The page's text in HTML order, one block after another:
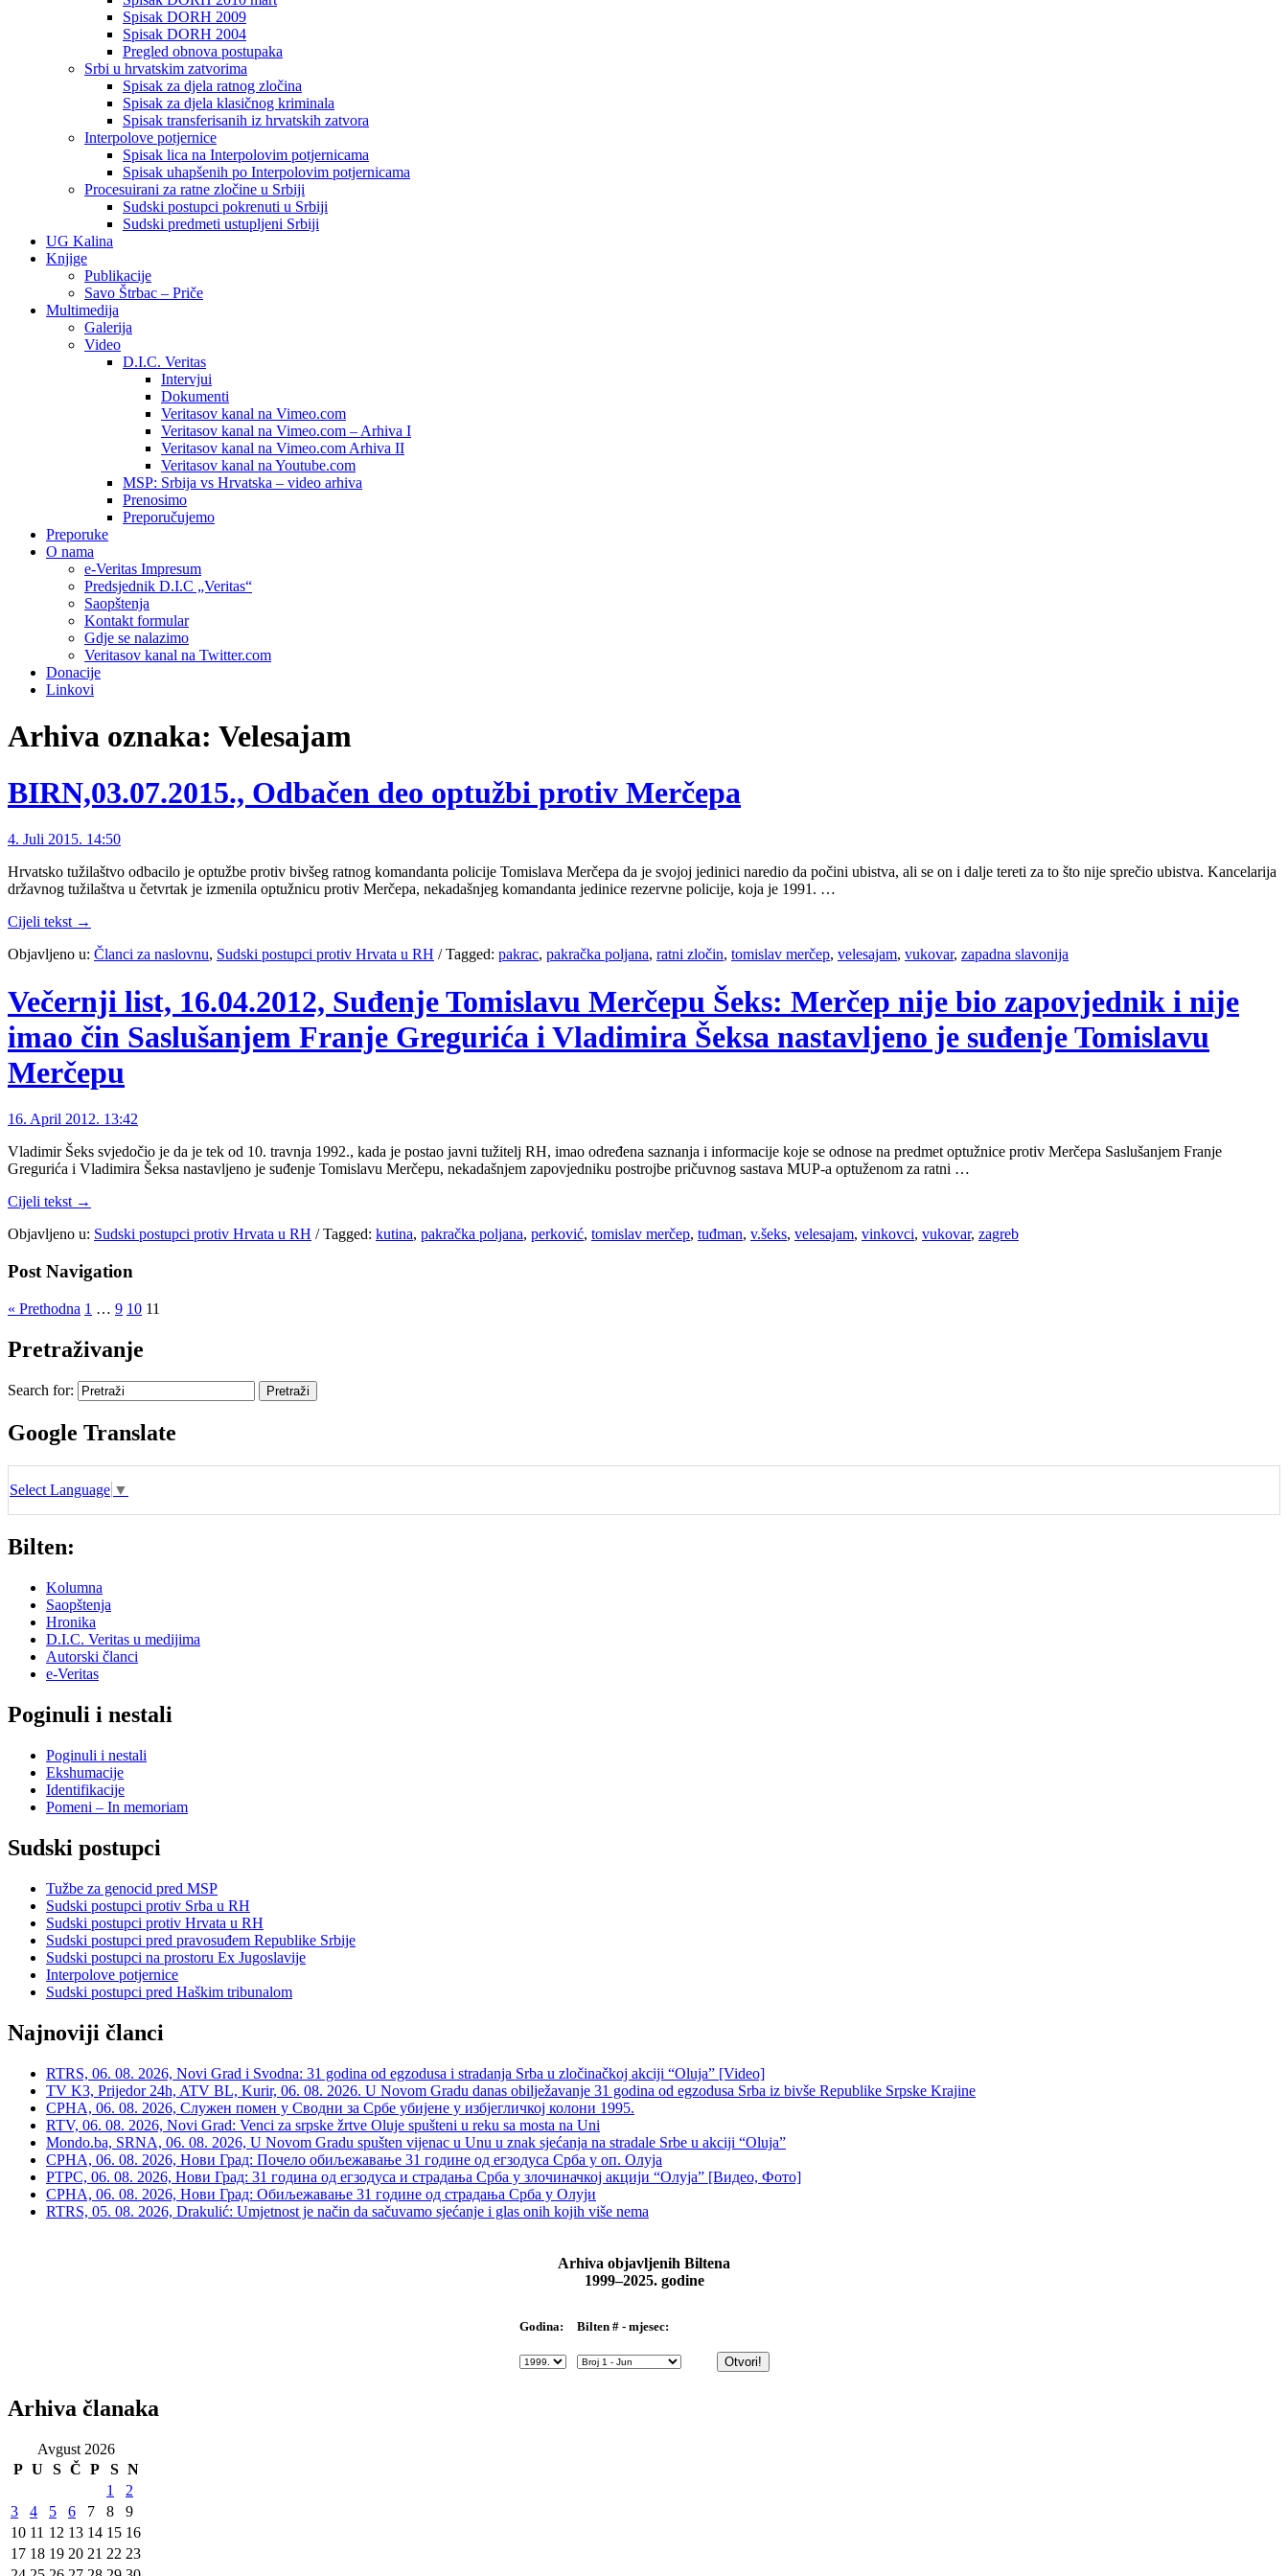
Spisak DORH 2009
Spisak DORH 2004
Pregled obnova postupaka
Srbi u hrvatskim zatvorima
Spisak za djela ratnog zločina
Spisak za djela klasičnog kriminala
Spisak transferisanih iz hrvatskih zatvora
Interpolove potjernice
Spisak lica na Interpolovim potjernicama
Spisak uhapšenih po Interpolovim potjernicama
Procesuirani za ratne zločine u Srbiji
Sudski postupci pokrenuti u Srbiji
Sudski predmeti ustupljeni Srbiji
UG Kalina
Knjige
Publikacije
Savo Štrbac – Priče
Multimedija
Galerija
Video
D.I.C. Veritas
Intervjui
Dokumenti
Veritasov kanal na Vimeo.com
Veritasov kanal na Vimeo.com – Arhiva I
Veritasov kanal na Vimeo.com Arhiva II
Veritasov kanal na Youtube.com
MSP: Srbija vs Hrvatska – video arhiva
Prenosimo
Preporučujemo
Preporuke
O nama
e-Veritas Impresum
Predsjednik D.I.C „Veritas“
Saopštenja
Kontakt formular
Gdje se nalazimo
Veritasov kanal na Twitter.com
Donacije
Linkovi
Arhiva oznaka: Velesajam
BIRN,03.07.2015., Odbačen deo optužbi protiv Merčepa
4. Juli 2015. 14:50
Hrvatsko tužilaštvo odbacilo je optužbe protiv bivšeg ratnog komandanta policije Tomislava Merčepa da je svojoj jedinici naredio da počini ubistva, ali se on i dalje tereti za to što nije sprečio ubistva. Kancelarija
državnog tužilaštva u četvrtak je izmenila optužnicu protiv Merčepa, nekadašnjeg komandanta jedinice rezervne policije, koja je 1991. …
Cijeli tekst →
Objavljeno u: Članci za naslovnu, Sudski postupci protiv Hrvata u RH /Tagged: pakrac, pakračka poljana, ratni zločin, tomislav merčep, velesajam, vukovar, zapadna slavonija
Večernji list, 16.04.2012, Suđenje Tomislavu Merčepu Šeks: Merčep nije bio zapovjednik i nije
imao čin Saslušanjem Franje Gregurića i Vladimira Šeksa nastavljeno je suđenje Tomislavu
Merčepu
16. April 2012. 13:42
Vladimir Šeks svjedočio je da je tek od 10. travnja 1992., kada je postao javni tužitelj RH, imao određena saznanja i informacije koje se odnose na predmet optužnice protiv Merčepa Saslušanjem Franje
Gregurića i Vladimira Šeksa nastavljeno je suđenje Tomislavu Merčepu, nekadašnjem zapovjedniku postrojbe pričuvnog sastava MUP-a optuženom za ratni …
Cijeli tekst →
Objavljeno u: Sudski postupci protiv Hrvata u RH /Tagged: kutina, pakračka poljana, perković, tomislav merčep, tuđman, v.šeks, velesajam, vinkovci, vukovar, zagreb
Post Navigation
« Prethodna 1 … 9 10 11
Pretraživanje
Search for:
Google Translate
Select Language ▼
Bilten:
Kolumna
Saopštenja
Hronika
D.I.C. Veritas u medijima
Autorski članci
e-Veritas
Poginuli i nestali
Poginuli i nestali
Ekshumacije
Identifikacije
Pomeni – In memoriam
Sudski postupci
Tužbe za genocid pred MSP
Sudski postupci protiv Srba u RH
Sudski postupci protiv Hrvata u RH
Sudski postupci pred pravosuđem Republike Srbije
Sudski postupci na prostoru Ex Jugoslavije
Interpolove potjernice
Sudski postupci pred Haškim tribunalom
Najnoviji članci
RTRS, 06. 08. 2026, Novi Grad i Svodna: 31 godina od egzodusa i stradanja Srba u zločinačkoj akciji “Oluja” [Video]
TV K3, Prijedor 24h, ATV BL, Kurir, 06. 08. 2026. U Novom Gradu danas obilježavanje 31 godina od egzodusa Srba iz bivše Republike Srpske Krajine
СРНА, 06. 08. 2026, Служен помен у Сводни за Србе убијене у избјегличкој колони 1995.
RTV, 06. 08. 2026, Novi Grad: Venci za srpske žrtve Oluje spušteni u reku sa mosta na Uni
Mondo.ba, SRNA, 06. 08. 2026, U Novom Gradu spušten vijenac u Unu u znak sjećanja na stradale Srbe u akciji “Oluja”
СРНА, 06. 08. 2026, Нови Град: Почело обиљежавање 31 године од егзодуса Срба у оп. Олуја
РТРС, 06. 08. 2026, Нови Град: 31 година од егзодуса и страдања Срба у злочиначкој акцији “Олуја” [Видео, Фото]
СРНА, 06. 08. 2026, Нови Град: Обиљежавање 31 године од страдања Срба у Олуји
RTRS, 05. 08. 2026, Drakulić: Umjetnost je način da sačuvamo sjećanje i glas onih kojih više nema
Arhiva objavljenih Biltena
1999–2025. godine
Godina: Bilten # - mjesec:
Arhiva članaka
Avgust 2026
P U S Č P S N
1
2
3
4 5 6 7 8
9
10 11 12 13 14 15 16
17 18 19 20 21 22 23